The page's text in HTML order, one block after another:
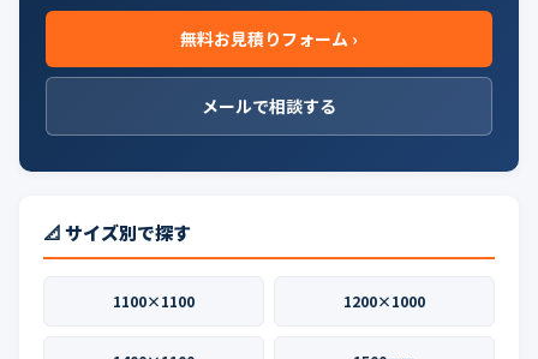
無料お見積りフォーム ›
メールで相談する
📐 サイズ別で探す
1100×1100 1200×1000